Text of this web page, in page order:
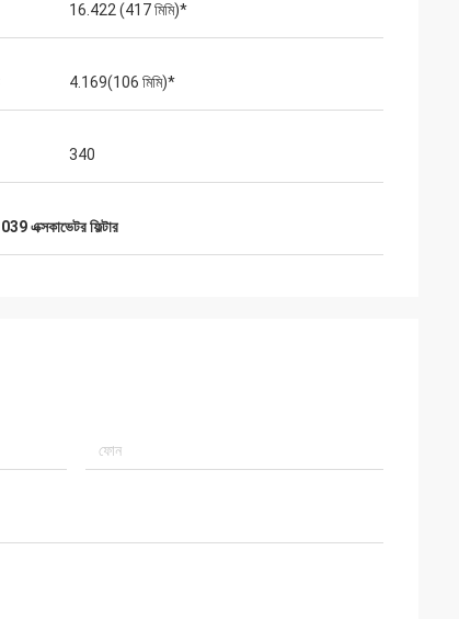
16.422 (417 মিমি)*
4.169(106 মিমি)*
340
এক্সকাভেটর ফিল্টার